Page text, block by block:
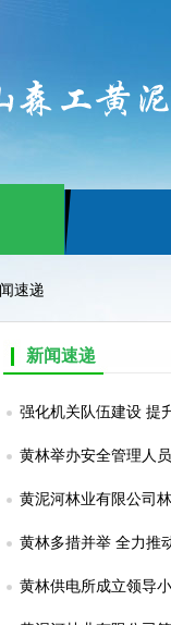
速递
新闻速递
强化机关队伍建设 提
黄林举办安全管理人
黄泥河林业有限公司
黄林多措并举 全力推
黄林供电所成立领导